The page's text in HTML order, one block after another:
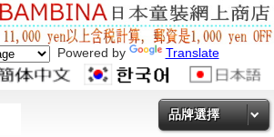
Powered by Translate
品牌選擇